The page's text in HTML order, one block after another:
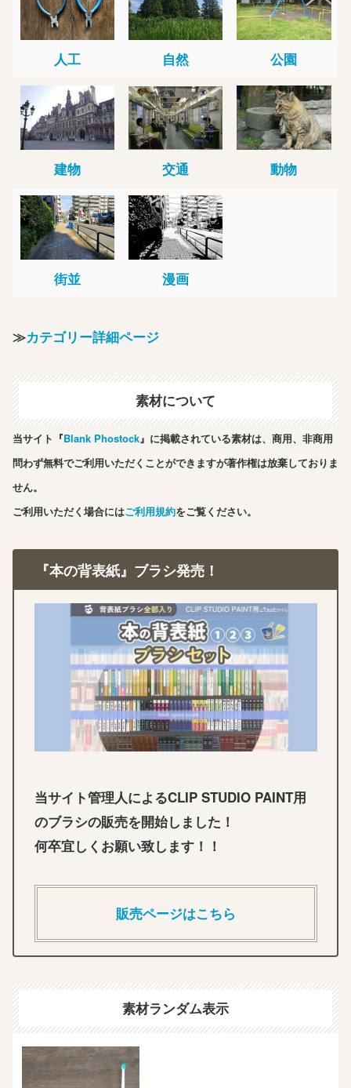
人工 自然 公園
建物 交通 動物
街並 漫画
≫カテゴリー詳細ページ
素材について
当サイト『Blank Phostock』に掲載されている素材は、商用、非商用
問わず無料でご利用いただくことができますが著作権は放棄しておりま
せん。
ご利用いただく場合にはご利用規約をご覧ください。
『本の背表紙』ブラシ発売！
当サイト管理人によるCLIP STUDIO PAINT用
のブラシの販売を開始しました！
何卒宜しくお願い致します！！
販売ページはこちら
素材ランダム表示